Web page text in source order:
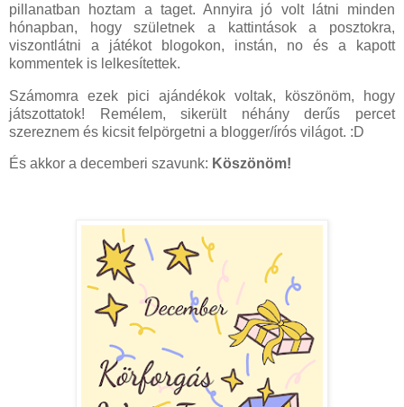
pillanatban hoztam a taget. Annyira jó volt látni minden
hónapban, hogy születnek a kattintások a posztokra,
viszontlátni a játékot blogokon, instán, no és a kapott
kommentek is lelkesítettek.
Számomra ezek pici ajándékok voltak, köszönöm, hogy
játszottatok! Remélem, sikerült néhány derűs percet
szereznem és kicsit felpörgetni a blogger/írós világot. :D
És akkor a decemberi szavunk: Köszönöm!